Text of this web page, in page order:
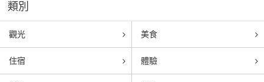
類別
觀光 美食
住宿 體驗